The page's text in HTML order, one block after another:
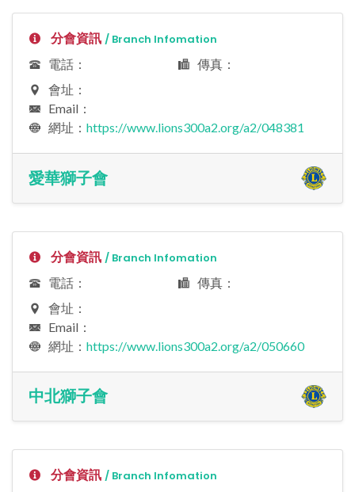
分會資訊 / Branch Infomation
電話：
傳真：
會址：
Email：
網址： https://www.lions300a2.org/a2/048381
愛華獅子會
分會資訊 / Branch Infomation
電話：
傳真：
會址：
Email：
網址： https://www.lions300a2.org/a2/050660
中北獅子會
分會資訊 / Branch Infomation